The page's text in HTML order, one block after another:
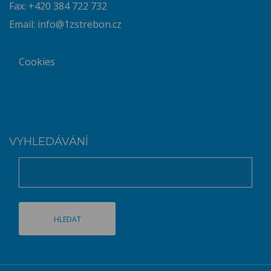
Fax: +420 384 722 732
Email: info@1zstrebon.cz
Cookies
VYHLEDÁVÁNÍ